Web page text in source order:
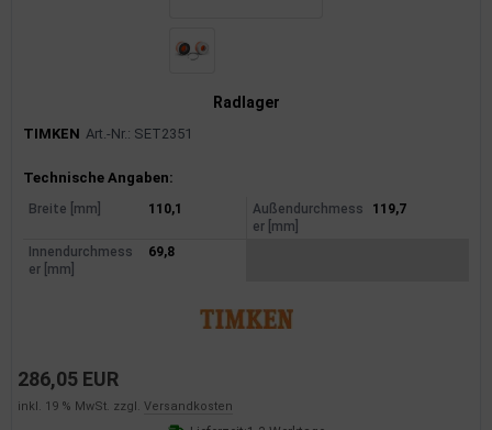
Radlager
TIMKEN Art.-Nr.: SET2351
Produktinformationen
Technische Angaben:
Breite [mm] 110,1
Außendurchmess
er [mm]
119,7
Innendurchmess
er [mm]
69,8
286,05 EUR
inkl. 19 % MwSt. zzgl. Versandkosten
Verbrauchsmaterial
Reifen